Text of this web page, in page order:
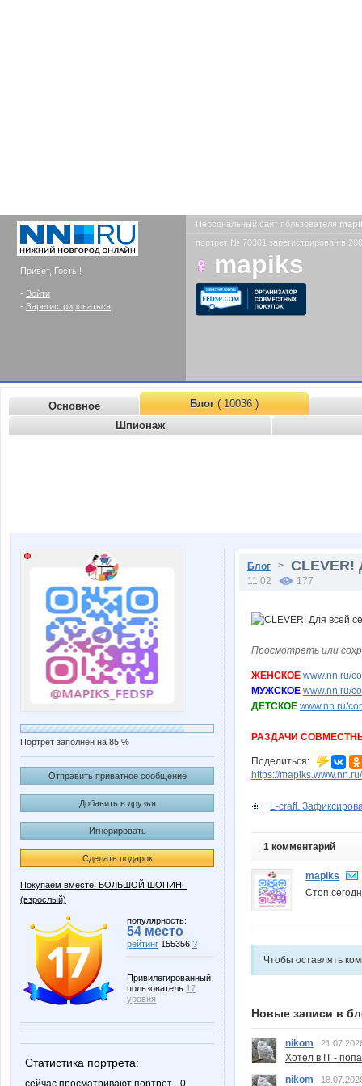
Привет, Гость !
- Войти
- Зарегистрироваться
Персональный сайт пользователя
портрет № 70301 зарегистрирован в
mapiks
Основное Блог( 10036 )
Шпионаж
Портрет заполнен на 85 %
Отправить приватное сообщение
Добавить в друзья
Игнорировать
Сделать подарок
Покупаем вместе: БОЛЬШОЙ ШОПИНГ
(взрослый)
популярность:
54 место
рейтинг 155356 ?
Привилегированный
пользователь 17
уровня
Статистика портрета:
сейчас просматривают портрет - 0
Блог >
11:02 177
Просмотреть или
ЖЕНСКОЕ www.nn.ru/
МУЖСКОЕ www.nn.ru/
ДЕТСКОЕ www.nn.ru/
РАЗДАЧИ
Поделиться:
https://mapiks.www.nn.ru/
L-craft.
1 комментарий
mapiks
Стоп
Чтобы оставлять
Новые записи в
nikom
Хотел в IT -
nikom